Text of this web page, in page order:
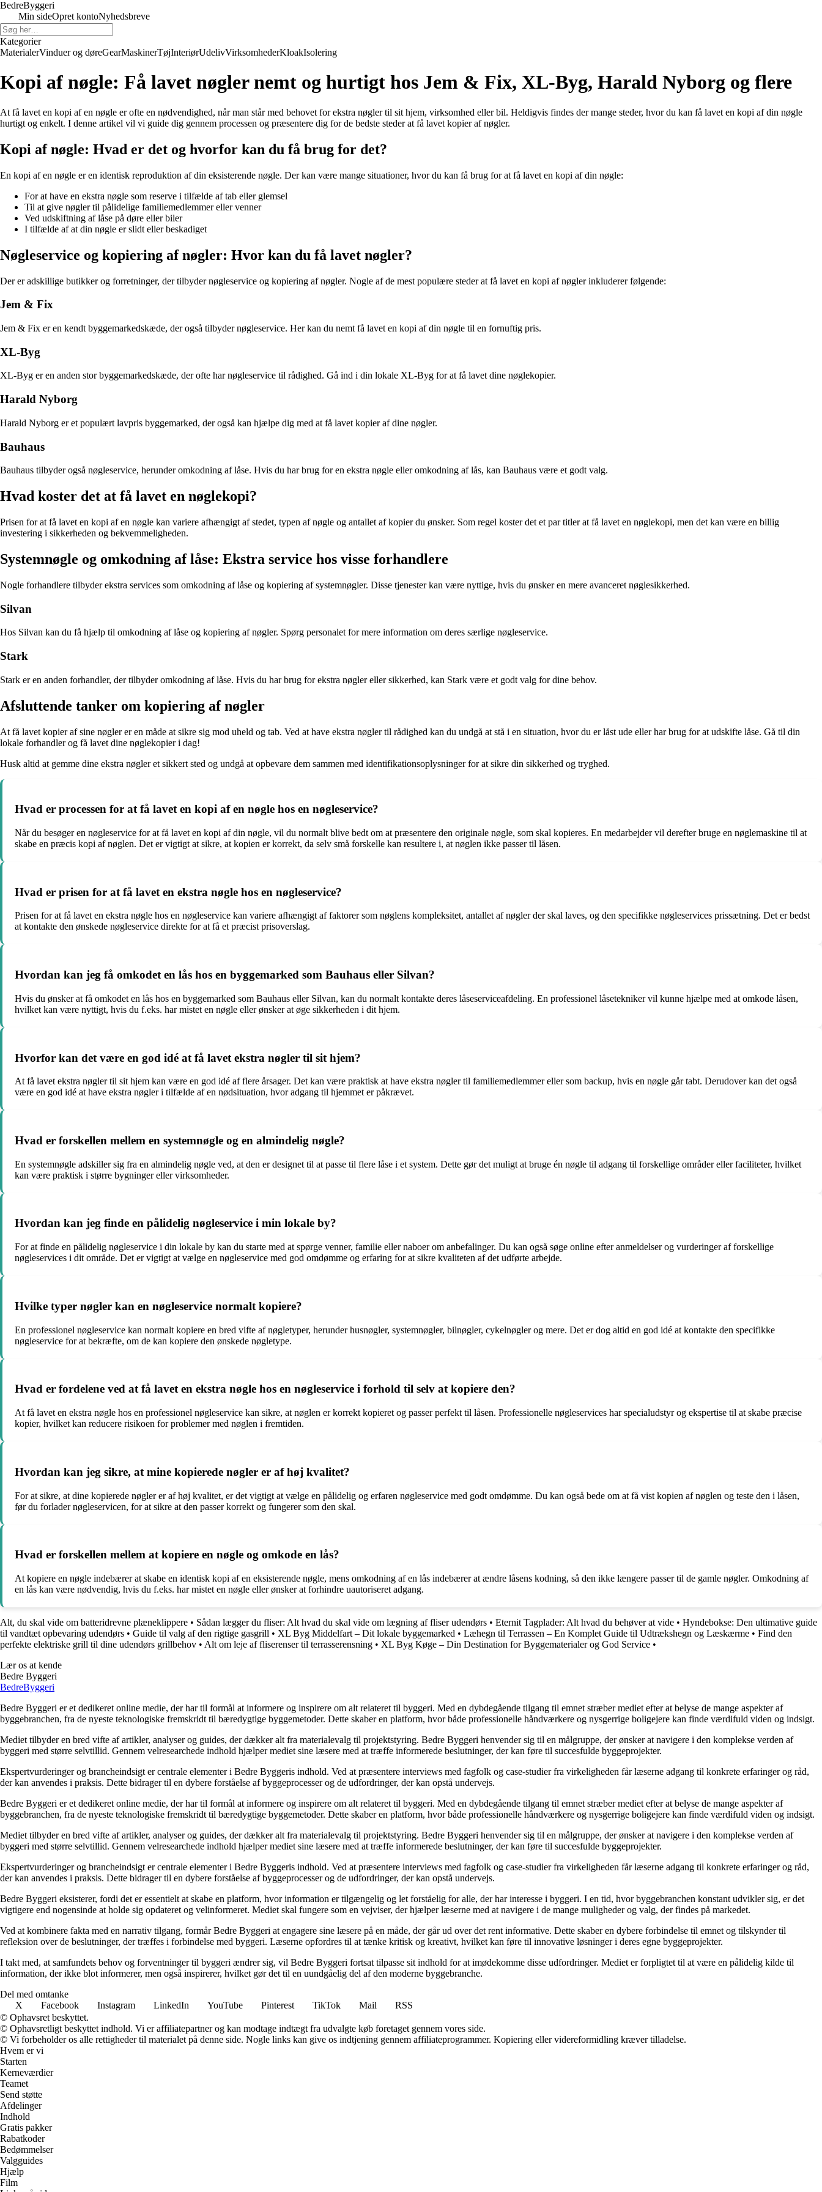
BedreByggeri
Min sideOpret kontoNyhedsbreve
Kategorier
MaterialerVinduer og døreGearMaskinerTøjInteriørUdelivVirksomhederKloakIsolering
Kopi af nøgle: Få lavet nøgler nemt og hurtigt hos Jem & Fix, XL-Byg, Harald Nyborg og flere
At få lavet en kopi af en nøgle er ofte en nødvendighed, når man står med behovet for ekstra nøgler til sit hjem, virksomhed eller bil. Heldigvis findes der mange steder, hvor du kan få lavet en kopi af din nøgle
hurtigt og enkelt. I denne artikel vil vi guide dig gennem processen og præsentere dig for de bedste steder at få lavet kopier af nøgler.
Kopi af nøgle: Hvad er det og hvorfor kan du få brug for det?
En kopi af en nøgle er en identisk reproduktion af din eksisterende nøgle. Der kan være mange situationer, hvor du kan få brug for at få lavet en kopi af din nøgle:
For at have en ekstra nøgle som reserve i tilfælde af tab eller glemsel
Til at give nøgler til pålidelige familiemedlemmer eller venner
Ved udskiftning af låse på døre eller biler
I tilfælde af at din nøgle er slidt eller beskadiget
Nøgleservice og kopiering af nøgler: Hvor kan du få lavet nøgler?
Der er adskillige butikker og forretninger, der tilbyder nøgleservice og kopiering af nøgler. Nogle af de mest populære steder at få lavet en kopi af nøgler inkluderer følgende:
Jem & Fix
Jem & Fix er en kendt byggemarkedskæde, der også tilbyder nøgleservice. Her kan du nemt få lavet en kopi af din nøgle til en fornuftig pris.
XL-Byg
XL-Byg er en anden stor byggemarkedskæde, der ofte har nøgleservice til rådighed. Gå ind i din lokale XL-Byg for at få lavet dine nøglekopier.
Harald Nyborg
Harald Nyborg er et populært lavpris byggemarked, der også kan hjælpe dig med at få lavet kopier af dine nøgler.
Bauhaus
Bauhaus tilbyder også nøgleservice, herunder omkodning af låse. Hvis du har brug for en ekstra nøgle eller omkodning af lås, kan Bauhaus være et godt valg.
Hvad koster det at få lavet en nøglekopi?
Prisen for at få lavet en kopi af en nøgle kan variere afhængigt af stedet, typen af nøgle og antallet af kopier du ønsker. Som regel koster det et par titler at få lavet en nøglekopi, men det kan være en billig
investering i sikkerheden og bekvemmeligheden.
Systemnøgle og omkodning af låse: Ekstra service hos visse forhandlere
Nogle forhandlere tilbyder ekstra services som omkodning af låse og kopiering af systemnøgler. Disse tjenester kan være nyttige, hvis du ønsker en mere avanceret nøglesikkerhed.
Silvan
Hos Silvan kan du få hjælp til omkodning af låse og kopiering af nøgler. Spørg personalet for mere information om deres særlige nøgleservice.
Stark
Stark er en anden forhandler, der tilbyder omkodning af låse. Hvis du har brug for ekstra nøgler eller sikkerhed, kan Stark være et godt valg for dine behov.
Afsluttende tanker om kopiering af nøgler
At få lavet kopier af sine nøgler er en måde at sikre sig mod uheld og tab. Ved at have ekstra nøgler til rådighed kan du undgå at stå i en situation, hvor du er låst ude eller har brug for at udskifte låse. Gå til din
lokale forhandler og få lavet dine nøglekopier i dag!
Husk altid at gemme dine ekstra nøgler et sikkert sted og undgå at opbevare dem sammen med identifikationsoplysninger for at sikre din sikkerhed og tryghed.
Hvad er processen for at få lavet en kopi af en nøgle hos en nøgleservice?
Når du besøger en nøgleservice for at få lavet en kopi af din nøgle, vil du normalt blive bedt om at præsentere den originale nøgle, som skal kopieres. En medarbejder vil derefter bruge en nøglemaskine til at
skabe en præcis kopi af nøglen. Det er vigtigt at sikre, at kopien er korrekt, da selv små forskelle kan resultere i, at nøglen ikke passer til låsen.
Hvad er prisen for at få lavet en ekstra nøgle hos en nøgleservice?
Prisen for at få lavet en ekstra nøgle hos en nøgleservice kan variere afhængigt af faktorer som nøglens kompleksitet, antallet af nøgler der skal laves, og den specifikke nøgleservices prissætning. Det er bedst
at kontakte den ønskede nøgleservice direkte for at få et præcist prisoverslag.
Hvordan kan jeg få omkodet en lås hos en byggemarked som Bauhaus eller Silvan?
Hvis du ønsker at få omkodet en lås hos en byggemarked som Bauhaus eller Silvan, kan du normalt kontakte deres låseserviceafdeling. En professionel låsetekniker vil kunne hjælpe med at omkode låsen,
hvilket kan være nyttigt, hvis du f.eks. har mistet en nøgle eller ønsker at øge sikkerheden i dit hjem.
Hvorfor kan det være en god idé at få lavet ekstra nøgler til sit hjem?
At få lavet ekstra nøgler til sit hjem kan være en god idé af flere årsager. Det kan være praktisk at have ekstra nøgler til familiemedlemmer eller som backup, hvis en nøgle går tabt. Derudover kan det også
være en god idé at have ekstra nøgler i tilfælde af en nødsituation, hvor adgang til hjemmet er påkrævet.
Hvad er forskellen mellem en systemnøgle og en almindelig nøgle?
En systemnøgle adskiller sig fra en almindelig nøgle ved, at den er designet til at passe til flere låse i et system. Dette gør det muligt at bruge én nøgle til adgang til forskellige områder eller faciliteter, hvilket
kan være praktisk i større bygninger eller virksomheder.
Hvordan kan jeg finde en pålidelig nøgleservice i min lokale by?
For at finde en pålidelig nøgleservice i din lokale by kan du starte med at spørge venner, familie eller naboer om anbefalinger. Du kan også søge online efter anmeldelser og vurderinger af forskellige
nøgleservices i dit område. Det er vigtigt at vælge en nøgleservice med god omdømme og erfaring for at sikre kvaliteten af det udførte arbejde.
Hvilke typer nøgler kan en nøgleservice normalt kopiere?
En professionel nøgleservice kan normalt kopiere en bred vifte af nøgletyper, herunder husnøgler, systemnøgler, bilnøgler, cykelnøgler og mere. Det er dog altid en god idé at kontakte den specifikke
nøgleservice for at bekræfte, om de kan kopiere den ønskede nøgletype.
Hvad er fordelene ved at få lavet en ekstra nøgle hos en nøgleservice i forhold til selv at kopiere den?
At få lavet en ekstra nøgle hos en professionel nøgleservice kan sikre, at nøglen er korrekt kopieret og passer perfekt til låsen. Professionelle nøgleservices har specialudstyr og ekspertise til at skabe præcise
kopier, hvilket kan reducere risikoen for problemer med nøglen i fremtiden.
Hvordan kan jeg sikre, at mine kopierede nøgler er af høj kvalitet?
For at sikre, at dine kopierede nøgler er af høj kvalitet, er det vigtigt at vælge en pålidelig og erfaren nøgleservice med godt omdømme. Du kan også bede om at få vist kopien af nøglen og teste den i låsen,
før du forlader nøgleservicen, for at sikre at den passer korrekt og fungerer som den skal.
Hvad er forskellen mellem at kopiere en nøgle og omkode en lås?
At kopiere en nøgle indebærer at skabe en identisk kopi af en eksisterende nøgle, mens omkodning af en lås indebærer at ændre låsens kodning, så den ikke længere passer til de gamle nøgler. Omkodning af
en lås kan være nødvendig, hvis du f.eks. har mistet en nøgle eller ønsker at forhindre uautoriseret adgang.
Alt, du skal vide om batteridrevne plæneklippere • Sådan lægger du fliser: Alt hvad du skal vide om lægning af fliser udendørs • Eternit Tagplader: Alt hvad du behøver at vide • Hyndebokse: Den ultimative guide
til vandtæt opbevaring udendørs • Guide til valg af den rigtige gasgrill • XL Byg Middelfart – Dit lokale byggemarked • Læhegn til Terrassen – En Komplet Guide til Udtrækshegn og Læskærme • Find den
perfekte elektriske grill til dine udendørs grillbehov • Alt om leje af fliserenser til terrasserensning • XL Byg Køge – Din Destination for Byggematerialer og God Service •
Lær os at kende
Bedre Byggeri
BedreByggeri
Bedre Byggeri er et dedikeret online medie, der har til formål at informere og inspirere om alt relateret til byggeri. Med en dybdegående tilgang til emnet stræber mediet efter at belyse de mange aspekter af
byggebranchen, fra de nyeste teknologiske fremskridt til bæredygtige byggemetoder. Dette skaber en platform, hvor både professionelle håndværkere og nysgerrige boligejere kan finde værdifuld viden og indsigt.
Mediet tilbyder en bred vifte af artikler, analyser og guides, der dækker alt fra materialevalg til projektstyring. Bedre Byggeri henvender sig til en målgruppe, der ønsker at navigere i den komplekse verden af
byggeri med større selvtillid. Gennem velresearchede indhold hjælper mediet sine læsere med at træffe informerede beslutninger, der kan føre til succesfulde byggeprojekter.
Ekspertvurderinger og brancheindsigt er centrale elementer i Bedre Byggeris indhold. Ved at præsentere interviews med fagfolk og case-studier fra virkeligheden får læserne adgang til konkrete erfaringer og råd,
der kan anvendes i praksis. Dette bidrager til en dybere forståelse af byggeprocesser og de udfordringer, der kan opstå undervejs.
Bedre Byggeri er et dedikeret online medie, der har til formål at informere og inspirere om alt relateret til byggeri. Med en dybdegående tilgang til emnet stræber mediet efter at belyse de mange aspekter af
byggebranchen, fra de nyeste teknologiske fremskridt til bæredygtige byggemetoder. Dette skaber en platform, hvor både professionelle håndværkere og nysgerrige boligejere kan finde værdifuld viden og indsigt.
Mediet tilbyder en bred vifte af artikler, analyser og guides, der dækker alt fra materialevalg til projektstyring. Bedre Byggeri henvender sig til en målgruppe, der ønsker at navigere i den komplekse verden af
byggeri med større selvtillid. Gennem velresearchede indhold hjælper mediet sine læsere med at træffe informerede beslutninger, der kan føre til succesfulde byggeprojekter.
Ekspertvurderinger og brancheindsigt er centrale elementer i Bedre Byggeris indhold. Ved at præsentere interviews med fagfolk og case-studier fra virkeligheden får læserne adgang til konkrete erfaringer og råd,
der kan anvendes i praksis. Dette bidrager til en dybere forståelse af byggeprocesser og de udfordringer, der kan opstå undervejs.
Bedre Byggeri eksisterer, fordi det er essentielt at skabe en platform, hvor information er tilgængelig og let forståelig for alle, der har interesse i byggeri. I en tid, hvor byggebranchen konstant udvikler sig, er det
vigtigere end nogensinde at holde sig opdateret og velinformeret. Mediet skal fungere som en vejviser, der hjælper læserne med at navigere i de mange muligheder og valg, der findes på markedet.
Ved at kombinere fakta med en narrativ tilgang, formår Bedre Byggeri at engagere sine læsere på en måde, der går ud over det rent informative. Dette skaber en dybere forbindelse til emnet og tilskynder til
refleksion over de beslutninger, der træffes i forbindelse med byggeri. Læserne opfordres til at tænke kritisk og kreativt, hvilket kan føre til innovative løsninger i deres egne byggeprojekter.
I takt med, at samfundets behov og forventninger til byggeri ændrer sig, vil Bedre Byggeri fortsat tilpasse sit indhold for at imødekomme disse udfordringer. Mediet er forpligtet til at være en pålidelig kilde til
information, der ikke blot informerer, men også inspirerer, hvilket gør det til en uundgåelig del af den moderne byggebranche.
Del med omtanke
X
Facebook Instagram LinkedIn YouTube Pinterest TikTok Mail
RSS
© Ophavsret beskyttet.
© Ophavsretligt beskyttet indhold. Vi er affiliatepartner og kan modtage indtægt fra udvalgte køb foretaget gennem vores side.
© Vi forbeholder os alle rettigheder til materialet på denne side. Nogle links kan give os indtjening gennem affiliateprogrammer. Kopiering eller videreformidling kræver tilladelse.
Hvem er vi
Starten
Kerneværdier
Teamet
Send støtte
Afdelinger
Indhold
Gratis pakker
Rabatkoder
Bedømmelser
Valgguides
Hjælp
Film